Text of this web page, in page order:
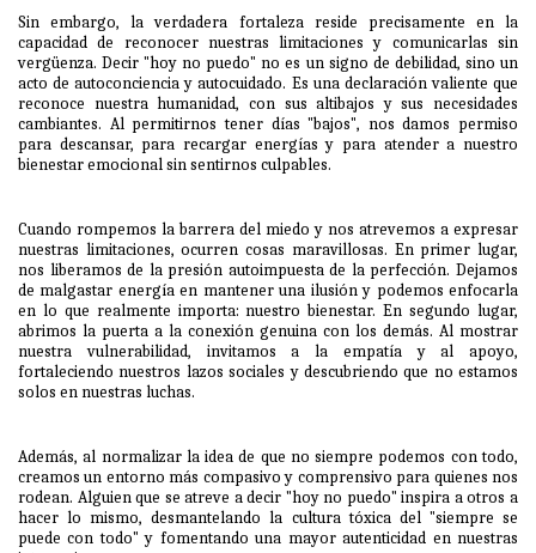
Sin embargo, la verdadera fortaleza reside precisamente en la
capacidad de reconocer nuestras limitaciones y comunicarlas sin
vergüenza. Decir "hoy no puedo" no es un signo de debilidad, sino un
acto de autoconciencia y autocuidado. Es una declaración valiente que
reconoce nuestra humanidad, con sus altibajos y sus necesidades
cambiantes. Al permitirnos tener días "bajos", nos damos permiso
para descansar, para recargar energías y para atender a nuestro
bienestar emocional sin sentirnos culpables.
Cuando rompemos la barrera del miedo y nos atrevemos a expresar
nuestras limitaciones, ocurren cosas maravillosas. En primer lugar,
nos liberamos de la presión autoimpuesta de la perfección. Dejamos
de malgastar energía en mantener una ilusión y podemos enfocarla
en lo que realmente importa: nuestro bienestar. En segundo lugar,
abrimos la puerta a la conexión genuina con los demás. Al mostrar
nuestra vulnerabilidad, invitamos a la empatía y al apoyo,
fortaleciendo nuestros lazos sociales y descubriendo que no estamos
solos en nuestras luchas.
Además, al normalizar la idea de que no siempre podemos con todo,
creamos un entorno más compasivo y comprensivo para quienes nos
rodean. Alguien que se atreve a decir "hoy no puedo" inspira a otros a
hacer lo mismo, desmantelando la cultura tóxica del "siempre se
puede con todo" y fomentando una mayor autenticidad en nuestras